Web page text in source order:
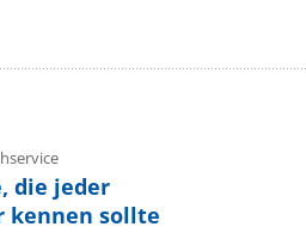
die jeder
kennen sollte